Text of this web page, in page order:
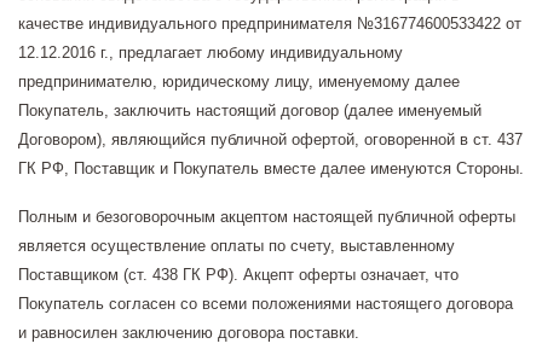
качестве индивидуального предпринимателя №316774600533422 от
12.12.2016 г., предлагает любому индивидуальному
предпринимателю, юридическому лицу, именуемому далее
Покупатель, заключить настоящий договор (далее именуемый
Договором), являющийся публичной офертой, оговоренной в ст. 437
ГК РФ, Поставщик и Покупатель вместе далее именуются Стороны.
Полным и безоговорочным акцептом настоящей публичной оферты
является осуществление оплаты по счету, выставленному
Поставщиком (ст. 438 ГК РФ). Акцепт оферты означает, что
Покупатель согласен со всеми положениями настоящего договора
и равносилен заключению договора поставки.